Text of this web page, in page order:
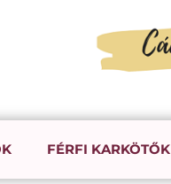
FÉRFI KARKÖTŐK